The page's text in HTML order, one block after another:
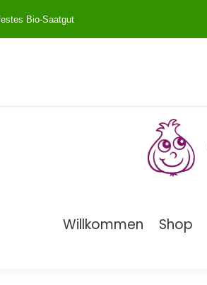
Bio-Saatgut
Willkommen Shop